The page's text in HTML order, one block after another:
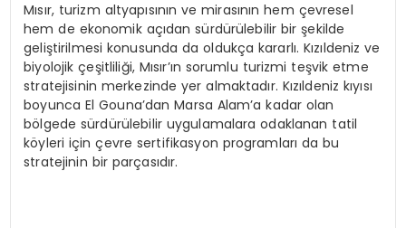
Mısır, turizm altyapısının ve mirasının hem çevresel
hem de ekonomik açıdan sürdürülebilir bir şekilde
geliştirilmesi konusunda da oldukça kararlı. Kızıldeniz ve
biyolojik çeşitliliği, Mısır’ın sorumlu turizmi teşvik etme
stratejisinin merkezinde yer almaktadır. Kızıldeniz kıyısı
boyunca El Gouna’dan Marsa Alam’a kadar olan
bölgede sürdürülebilir uygulamalara odaklanan tatil
köyleri için çevre sertifikasyon programları da bu
stratejinin bir parçasıdır.